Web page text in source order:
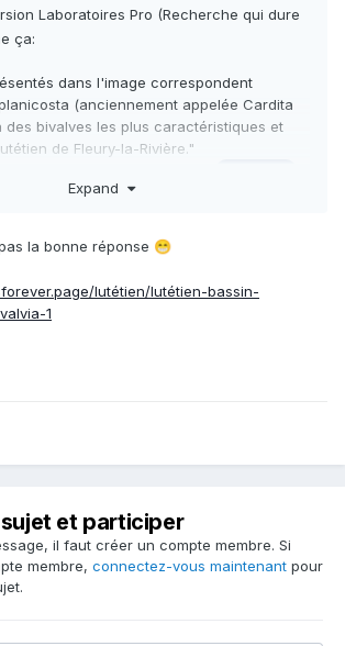
Laboratoires Pro (Recherche qui dure
ça:
dans l'image correspondent
(anciennement appelée Cardita
des bivalves les plus caractéristiques et
de Fleury-la-Rivière."
d-YbetngGlQKWfdvPJMAEYnQ
"Tâches" pour voir le cheminement de
😉
je n'en ai pas trouvé qui soit publique.
Expand
la bonne réponse 😁
lutétien/lutétien-bassin-
1
et participer
il faut créer un compte membre. Si
membre, connectez-vous maintenant pour